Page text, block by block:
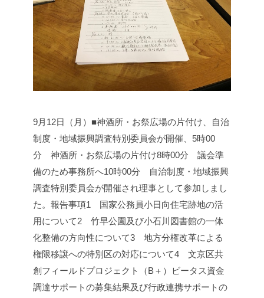
9月12日（月）■神酒所・お祭広場の片付け、自治
制度・地域振興調査特別委員会が開催、 5時00
分 神酒所・お祭広場の片付け8時00分 議会準
備のため事務所へ10時00分 自治制度・地域振興
調査特別委員会が開催され理事として参加しまし
た。 報告事項1 国家公務員小日向住宅跡地の活
用について2 竹早公園及び小石川図書館の一体
化整備の方向性について3 地方分権改革による
権限移譲への特別区の対応について4 文京区共
創フィールドプロジェクト（B＋）ビータス資金
調達サポートの募集結果及び行政連携サポートの